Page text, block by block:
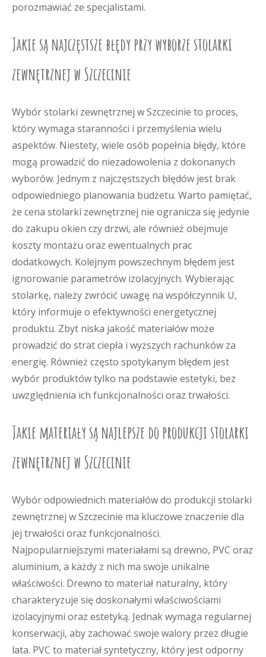
porozmawiać ze specjalistami.
Jakie są najczęstsze błędy przy wyborze stolarki
zewnętrznej w Szczecinie
Wybór stolarki zewnętrznej w Szczecinie to proces,
który wymaga staranności i przemyślenia wielu
aspektów. Niestety, wiele osób popełnia błędy, które
mogą prowadzić do niezadowolenia z dokonanych
wyborów. Jednym z najczęstszych błędów jest brak
odpowiedniego planowania budżetu. Warto pamiętać,
że cena stolarki zewnętrznej nie ogranicza się jedynie
do zakupu okien czy drzwi, ale również obejmuje
koszty montażu oraz ewentualnych prac
dodatkowych. Kolejnym powszechnym błędem jest
ignorowanie parametrów izolacyjnych. Wybierając
stolarkę, należy zwrócić uwagę na współczynnik U,
który informuje o efektywności energetycznej
produktu. Zbyt niska jakość materiałów może
prowadzić do strat ciepła i wyższych rachunków za
energię. Również często spotykanym błędem jest
wybór produktów tylko na podstawie estetyki, bez
uwzględnienia ich funkcjonalności oraz trwałości.
Jakie materiały są najlepsze do produkcji stolarki
zewnętrznej w Szczecinie
Wybór odpowiednich materiałów do produkcji stolarki
zewnętrznej w Szczecinie ma kluczowe znaczenie dla
jej trwałości oraz funkcjonalności.
Najpopularniejszymi materiałami są drewno, PVC oraz
aluminium, a każdy z nich ma swoje unikalne
właściwości. Drewno to materiał naturalny, który
charakteryzuje się doskonałymi właściwościami
izolacyjnymi oraz estetyką. Jednak wymaga regularnej
konserwacji, aby zachować swoje walory przez długie
lata. PVC to materiał syntetyczny, który jest odporny